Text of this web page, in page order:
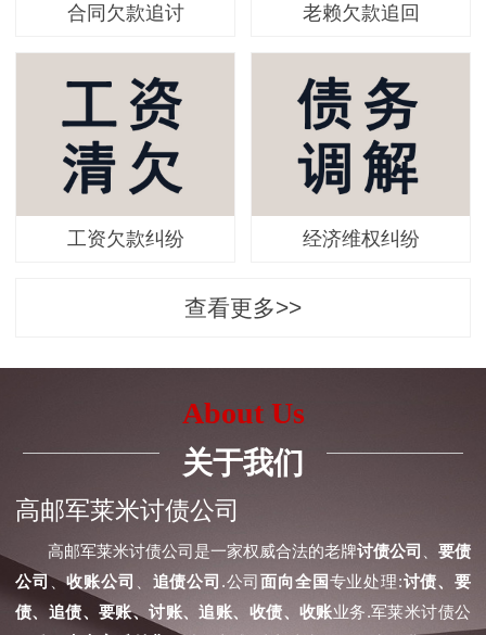
合同欠款追讨 老赖欠款追回
工资欠款纠纷 经济维权纠纷
查看更多>>
About Us
关于我们
高邮军莱米讨债公司
高邮军莱米讨债公司是一家权威合法的老牌讨债公司
要债
公司、收账公司 追债公司 .公司面向全国专业处理:讨债、要
债、追债、要账、讨账、追账、收债、收账业务.军莱米讨债公